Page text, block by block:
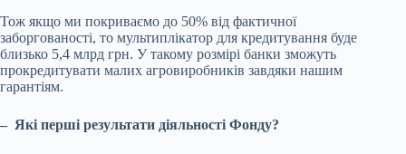
Тож якщо ми покриваємо до 50% від фактичної
заборгованості, то мультиплікатор для кредитування буде
близько 5,4 млрд грн. У такому розмірі банки зможуть
прокредитувати малих агровиробників завдяки нашим
гарантіям.
– Які перші результати діяльності Фонду?